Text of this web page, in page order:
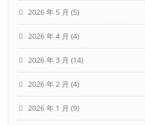
2026 年 5 月 (5)
2026 年 4 月 (4)
2026 年 3 月 (14)
2026 年 2 月 (4)
2026 年 1 月 (9)